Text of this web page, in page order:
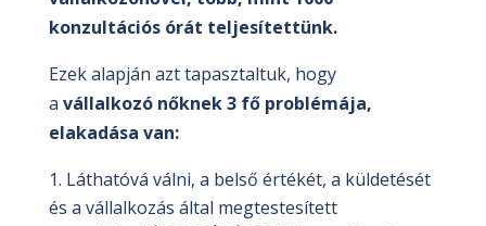
konzultációs órát teljesítettünk.
Ezek alapján azt tapasztaltuk, hogy
a vállalkozó nőknek 3 fő problémája,
elakadása van:
Láthatóvá válni, a belső értékét, a küldetését
és a vállalkozás által megtestesített